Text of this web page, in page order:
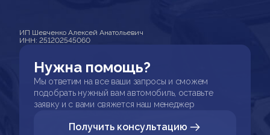
ИП Шевченко Алексей Анатольевич
ИНН: 251202545060
Нужна помощь?
Мы ответим на все ваши запросы и сможем
подобрать нужный вам автомобиль, оставьте
заявку и с вами свяжется наш менеджер
Получить консультацию